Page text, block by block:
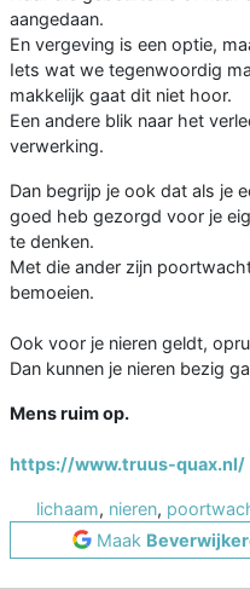
aangedaan.
En vergeving is een optie,
Iets wat we tegenwoordig
makkelijk gaat dit niet hoor.
Een andere blik naar het
verwerking.
Dan begrijp je ook dat als je
goed heb gezorgd voor je
te denken.
Met die ander zijn
bemoeien.
Ook voor je nieren geldt,
Dan kunnen je nieren bezig
Mens ruim op.
https://www.truus-quax.nl/
lichaam, nieren,
Maak